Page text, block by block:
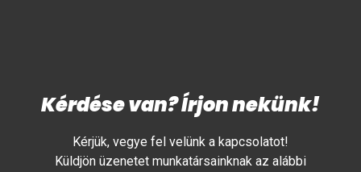
Kérdése van? Írjon nekünk!
Kérjük, vegye fel velünk a kapcsolatot!
Küldjön üzenetet munkatársainknak az alábbi